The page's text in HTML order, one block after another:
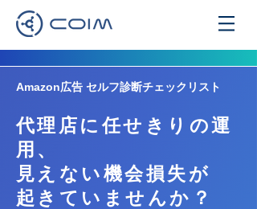
Amazon広告 セルフ診断チェックリスト
代理店に任せきりの運
用、
見えない機会損失が
起きていませんか？